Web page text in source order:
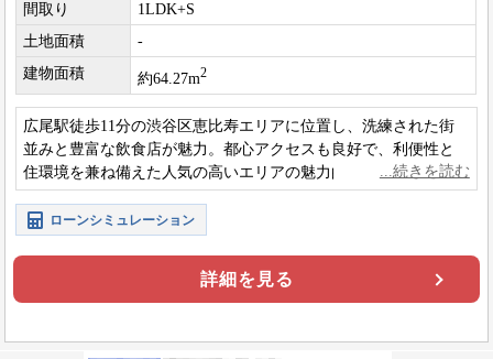
間取り
1LDK+S
土地面積
-
建物面積
約64.27m2
広尾駅徒歩11分の渋谷区恵比寿エリアに位置し、洗練された街
並みと豊富な飲食店が魅力。都心アクセスも良好で、利便性と
住環境を兼ね備えた人気の高いエリアの魅力的な物件です。
ローンシミュレーション
詳細を見る